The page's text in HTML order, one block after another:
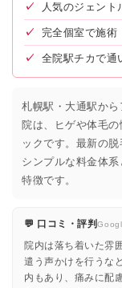
✓ 人気のジェン
✓ 完全個室で施術
✓ 全院駅チカで通
札幌駅・大通駅か
院は、ヒゲや体毛
ックです。最新の
シンプルな料金体
特徴です。
💬 口コミ・評判
院内は落ち着いた雰
遣う声かけを行うな
内もあり、痛みに配